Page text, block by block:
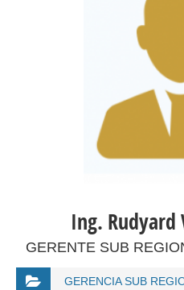
Ing. Rudyard
GERENTE SUB
GERENCIA SUB